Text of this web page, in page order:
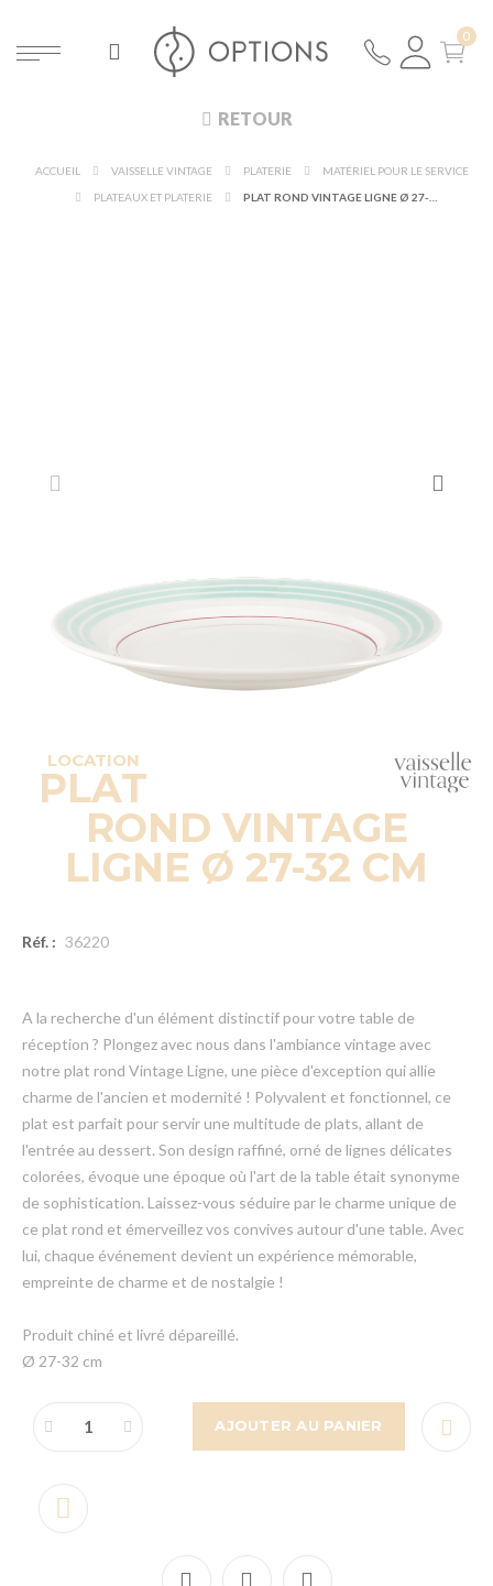
RETOUR
ACCUEIL VAISSELLE VINTAGE PLATERIE
MATÉRIEL POUR LE SERVICE
PLATEAUX ET PLATERIE
LOCATION
PLAT
ROND VINTAGE
LIGNE Ø 27-32 CM
Réf. : 36220
A la recherche d'un élément distinctif pour votre table de
réception ? Plongez avec nous dans l'ambiance vintage avec
notre plat rond Vintage Ligne, une pièce d'exception qui allie
charme de l'ancien et modernité ! Polyvalent et fonctionnel, ce
plat est parfait pour servir une multitude de plats, allant de
l'entrée au dessert. Son design raffiné, orné de lignes délicates
colorées, évoque une époque où l'art de la table était synonyme
de sophistication. Laissez-vous séduire par le charme unique de
ce plat rond et émerveillez vos convives autour d'une table. Avec
lui, chaque événement devient un expérience mémorable,
empreinte de charme et de nostalgie !
Produit chiné et livré dépareillé.
Ø 27-32 cm
AJOUTER AU PANIER